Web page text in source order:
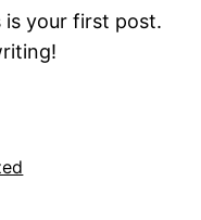
is your first post.